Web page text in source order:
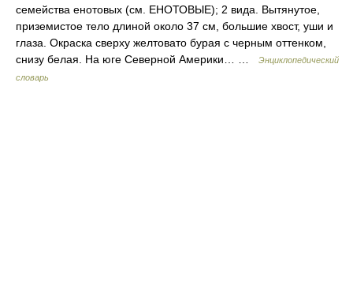
семейства енотовых (см. ЕНОТОВЫЕ); 2 вида. Вытянутое,
приземистое тело длиной около 37 см, большие хвост, уши и
глаза. Окраска сверху желтовато бурая с черным оттенком,
снизу белая. На юге Северной Америки… …
Энциклопедический
словарь